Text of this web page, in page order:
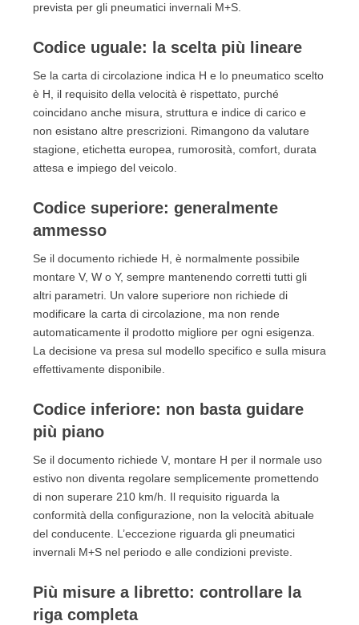
prevista per gli pneumatici invernali M+S.
Codice uguale: la scelta più lineare
Se la carta di circolazione indica H e lo pneumatico scelto
è H, il requisito della velocità è rispettato, purché
coincidano anche misura, struttura e indice di carico e
non esistano altre prescrizioni. Rimangono da valutare
stagione, etichetta europea, rumorosità, comfort, durata
attesa e impiego del veicolo.
Codice superiore: generalmente
ammesso
Se il documento richiede H, è normalmente possibile
montare V, W o Y, sempre mantenendo corretti tutti gli
altri parametri. Un valore superiore non richiede di
modificare la carta di circolazione, ma non rende
automaticamente il prodotto migliore per ogni esigenza.
La decisione va presa sul modello specifico e sulla misura
effettivamente disponibile.
Codice inferiore: non basta guidare
più piano
Se il documento richiede V, montare H per il normale uso
estivo non diventa regolare semplicemente promettendo
di non superare 210 km/h. Il requisito riguarda la
conformità della configurazione, non la velocità abituale
del conducente. L’eccezione riguarda gli pneumatici
invernali M+S nel periodo e alle condizioni previste.
Più misure a libretto: controllare la
riga completa